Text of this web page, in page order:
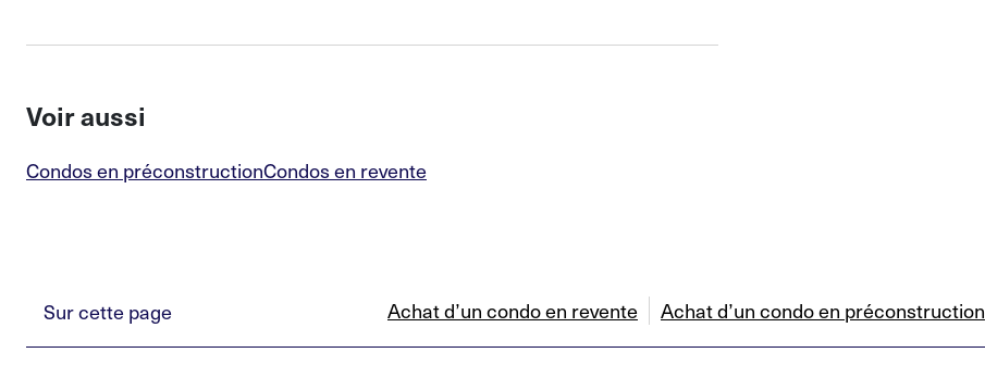
Voir aussi
Condos en préconstructionCondos en revente
Sur cette page Achat d’un condo en revente Achat d’un condo en préconstruction